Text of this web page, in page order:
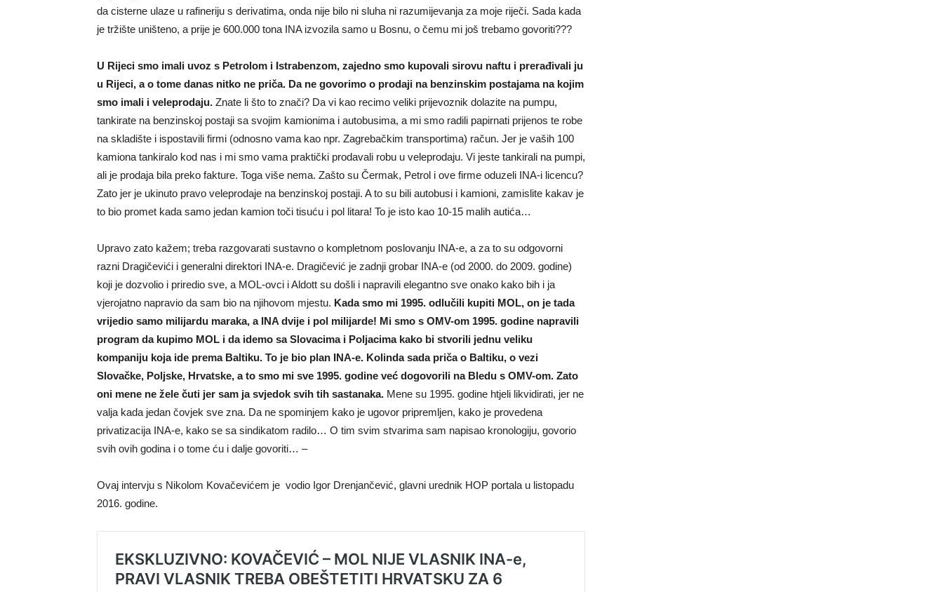
da cisterne ulaze u rafineriju s derivatima, onda nije bilo ni sluha ni razumijevanja za moje riječi. Sada kada
je tržište uništeno, a prije je 600.000 tona INA izvozila samo u Bosnu, o čemu mi još trebamo govoriti???
U Rijeci smo imali uvoz s Petrolom i Istrabenzom, zajedno smo kupovali sirovu naftu i prerađivali ju
u Rijeci, a o tome danas nitko ne priča. Da ne govorimo o prodaji na benzinskim postajama na kojim
smo imali i veleprodaju. Znate li što to znači? Da vi kao recimo veliki prijevoznik dolazite na pumpu,
tankirate na benzinskoj postaji sa svojim kamionima i autobusima, a mi smo radili papirnati prijenos te robe
na skladište i ispostavili firmi (odnosno vama kao npr. Zagrebačkim transportima) račun. Jer je vaših 100
kamiona tankiralo kod nas i mi smo vama praktički prodavali robu u veleprodaju. Vi jeste tankirali na pumpi,
ali je prodaja bila preko fakture. Toga više nema. Zašto su Čermak, Petrol i ove firme oduzeli INA-i licencu?
Zato jer je ukinuto pravo veleprodaje na benzinskoj postaji. A to su bili autobusi i kamioni, zamislite kakav je
to bio promet kada samo jedan kamion toči tisuću i pol litara! To je isto kao 10-15 malih autića…
Upravo zato kažem; treba razgovarati sustavno o kompletnom poslovanju INA-e, a za to su odgovorni
razni Dragičevići i generalni direktori INA-e. Dragičević je zadnji grobar INA-e (od 2000. do 2009. godine)
koji je dozvolio i priredio sve, a MOL-ovci i Aldott su došli i napravili elegantno sve onako kako bih i ja
vjerojatno napravio da sam bio na njihovom mjestu. Kada smo mi 1995. odlučili kupiti MOL, on je tada
vrijedio samo milijardu maraka, a INA dvije i pol milijarde! Mi smo s OMV-om 1995. godine napravili
program da kupimo MOL i da idemo sa Slovacima i Poljacima kako bi stvorili jednu veliku
kompaniju koja ide prema Baltiku. To je bio plan INA-e. Kolinda sada priča o Baltiku, o vezi
Slovačke, Poljske, Hrvatske, a to smo mi sve 1995. godine već dogovorili na Bledu s OMV-om. Zato
oni mene ne žele čuti jer sam ja svjedok svih tih sastanaka. Mene su 1995. godine htjeli likvidirati, jer ne
valja kada jedan čovjek sve zna. Da ne spominjem kako je ugovor pripremljen, kako je provedena
privatizacija INA-e, kako se sa sindikatom radilo… O tim svim stvarima sam napisao kronologiju, govorio
svih ovih godina i o tome ću i dalje govoriti… –
Ovaj intervju s Nikolom Kovačevićem je vodio Igor Drenjančević, glavni urednik HOP portala u listopadu
2016. godine.